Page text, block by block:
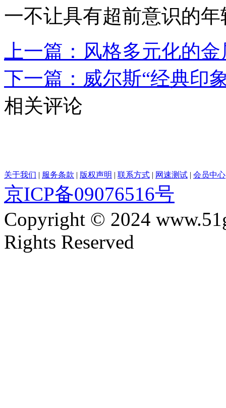
一不让具有超前意识的
上一篇：风格多元化的
下一篇：威尔斯“经典印
相关评论
关于我们 | 服务条款 | 版权声明 | 联系方式 | 网速测试 | 会员中心
京ICP备09076516号
Copyright © 2024
Rights Reserved